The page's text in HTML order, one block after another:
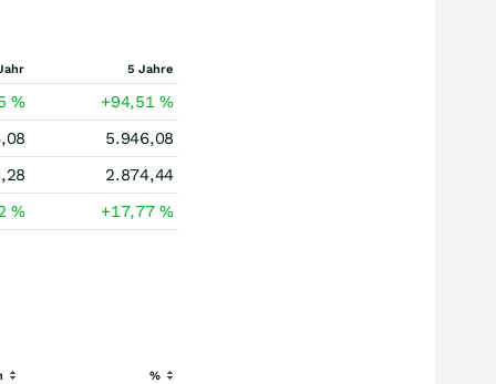
5 Jahre
% +94,51%
5.946,08
2.874,44
% +17,77%
%